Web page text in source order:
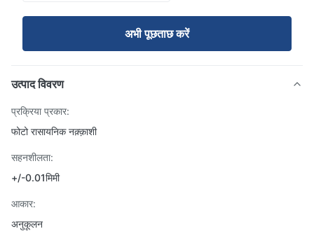
अभी पूछताछ करें
उत्पाद विवरण
प्रक्रिया प्रकार:
फोटो रासायनिक नक़्क़ाशी
सहनशीलता:
+/-0.01मिमी
आकार:
अनुकूलन